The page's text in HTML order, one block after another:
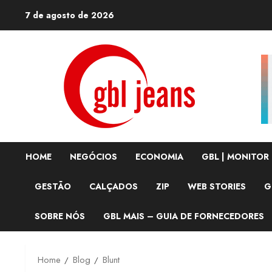
7 de agosto de 2026
HOME NEGÓCIOS ECONOMIA GBL | MONITOR
GESTÃO CALÇADOS ZIP WEB STORIES
SOBRE NÓS GBL MAIS – GUIA DE FORNECEDORES
Home Blog Blunt